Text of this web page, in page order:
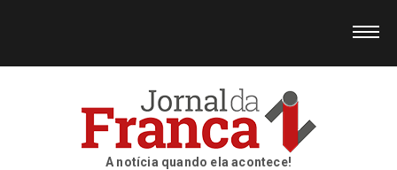
A notícia quando ela acontece!